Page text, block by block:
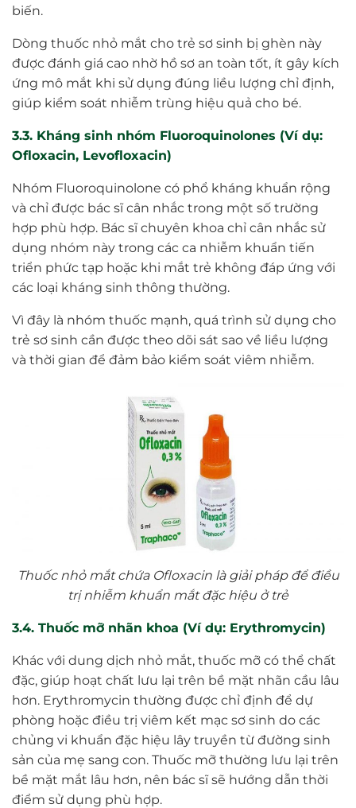
biến.
Dòng thuốc nhỏ mắt cho trẻ sơ sinh bị ghèn này
được đánh giá cao nhờ hồ sơ an toàn tốt, ít gây kích
ứng mô mắt khi sử dụng đúng liều lượng chỉ định,
giúp kiểm soát nhiễm trùng hiệu quả cho bé.
3.3. Kháng sinh nhóm Fluoroquinolones (Ví dụ:
Ofloxacin, Levofloxacin)
Nhóm Fluoroquinolone có phổ kháng khuẩn rộng
và chỉ được bác sĩ cân nhắc trong một số trường
hợp phù hợp. Bác sĩ chuyên khoa chỉ cân nhắc sử
dụng nhóm này trong các ca nhiễm khuẩn tiến
triển phức tạp hoặc khi mắt trẻ không đáp ứng với
các loại kháng sinh thông thường.
Vì đây là nhóm thuốc mạnh, quá trình sử dụng cho
trẻ sơ sinh cần được theo dõi sát sao về liều lượng
và thời gian để đảm bảo kiểm soát viêm nhiễm.
Thuốc nhỏ mắt chứa Ofloxacin là giải pháp để điều
trị nhiễm khuẩn mắt đặc hiệu ở trẻ
3.4. Thuốc mỡ nhãn khoa (Ví dụ: Erythromycin)
Khác với dung dịch nhỏ mắt, thuốc mỡ có thể chất
đặc, giúp hoạt chất lưu lại trên bề mặt nhãn cầu lâu
hơn. Erythromycin thường được chỉ định để dự
phòng hoặc điều trị viêm kết mạc sơ sinh do các
chủng vi khuẩn đặc hiệu lây truyền từ đường sinh
sản của mẹ sang con. Thuốc mỡ thường lưu lại trên
bề mặt mắt lâu hơn, nên bác sĩ sẽ hướng dẫn thời
điểm sử dụng phù hợp.